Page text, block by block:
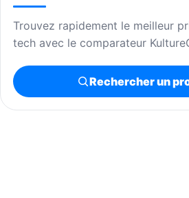
Trouvez rapidement le meilleur
tech avec le comparateur
Rechercher un